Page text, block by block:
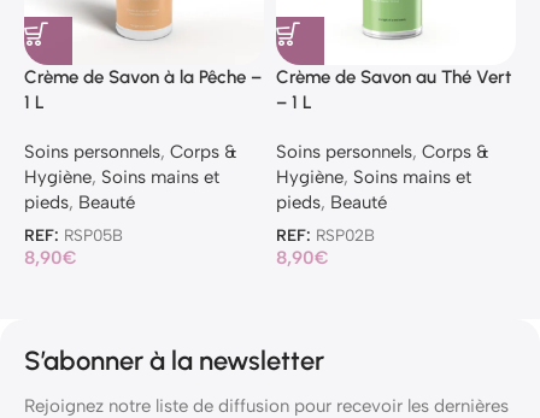
Crème de Savon à la Pêche –
1 L
Soins personnels, Corps &
Hygiène, Soins mains et
pieds, Beauté
REF: RSP05B
8,90€
Crème de Savon au Thé Vert
– 1 L
Soins personnels, Corps &
Hygiène, Soins mains et
pieds, Beauté
REF: RSP02B
8,90€
S’abonner à la newsletter
Rejoignez notre liste de diffusion pour recevoir les dernières